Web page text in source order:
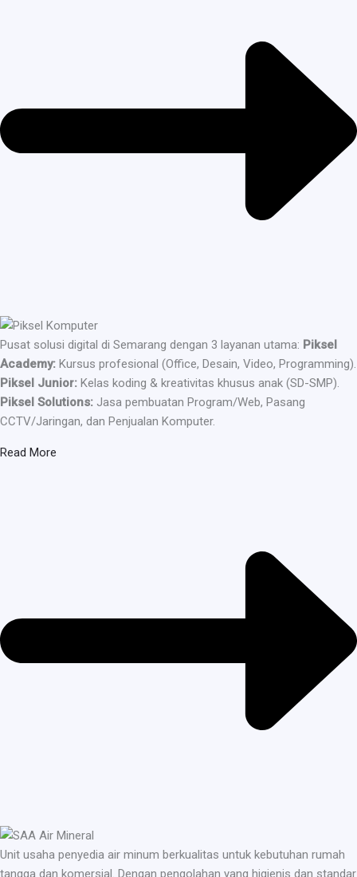
Pusat solusi digital di Semarang dengan 3 layanan utama: Piksel
Academy: Kursus profesional (Office, Desain, Video, Programming).
Piksel Junior: Kelas koding & kreativitas khusus anak (SD-SMP).
Piksel Solutions: Jasa pembuatan Program/Web, Pasang
CCTV/Jaringan, dan Penjualan Komputer.
Read More
Unit usaha penyedia air minum berkualitas untuk kebutuhan rumah
tangga dan komersial. Dengan pengolahan yang higienis dan standar